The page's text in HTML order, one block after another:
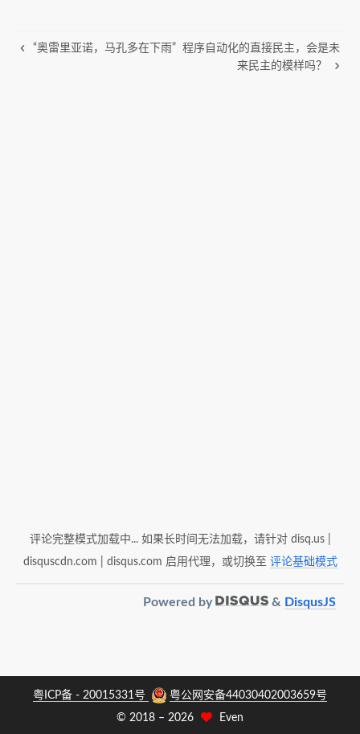
“奥雷里亚诺，马孔多在下雨”
程序自动化的直接民主，会是未
来民主的模样吗？
评论完整模式加载中... 如果长时间无法加载，请针对 disq.us |
disquscdn.com | disqus.com 启用代理，或切换至 评论基础模式
Powered by & DisqusJS
粤ICP备 - 20015331号
粤公网安备44030402003659号
© 2018 – 2026 Even